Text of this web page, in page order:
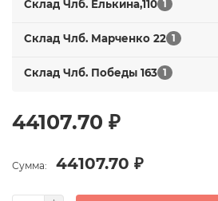
Склад Члб. Елькина,110 1
Склад Члб. Марченко 22 1
Склад Члб. Победы 163 1
44107.70 ₽
Сумма: 44107.70 ₽